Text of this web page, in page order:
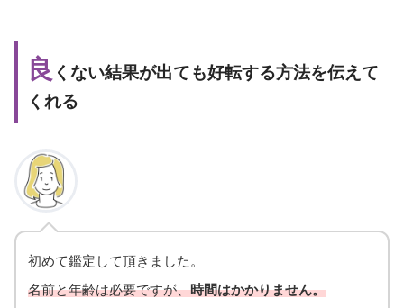
良 くない結果が出ても好転する方法を伝えて
くれる
初めて鑑定して頂きました。
名前と年齢は必要ですが、時間はかかりません。